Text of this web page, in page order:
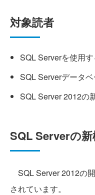
対象読者
SQL Serverを使用
SQL Serverデータ
SQL Server 2012の
SQL Serverの
SQL Server 2012の
されています。